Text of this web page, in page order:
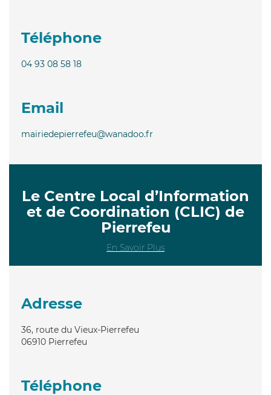
Téléphone
04 93 08 58 18
Email
mairiedepierrefeu@wanadoo.fr
Le Centre Local d’Information
et de Coordination (CLIC) de
Pierrefeu
En Savoir Plus
Adresse
36, route du Vieux-Pierrefeu
06910 Pierrefeu
Téléphone